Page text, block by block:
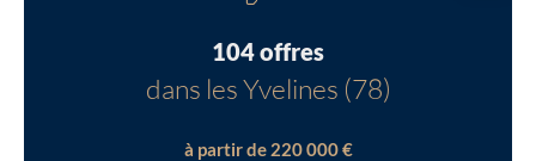
104 offres
dans les Yvelines (78)
à partir de 220 000 €